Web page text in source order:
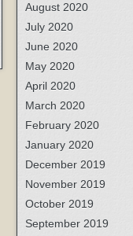
August 2020
July 2020
June 2020
May 2020
April 2020
March 2020
February 2020
January 2020
December 2019
November 2019
October 2019
September 2019